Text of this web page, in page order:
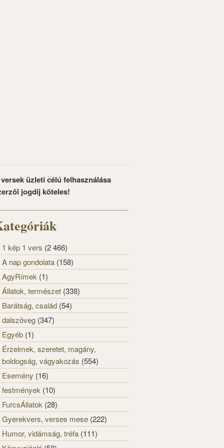
üzleti célú felhasználása
jogdíj köteles!
1 kép 1 vers (2 466)
A nap gondolata (158)
AgyRímek (1)
Állatok, természet (338)
Barátság, család (54)
dalszöveg (347)
Egyéb (1)
Érzelmek, szeretet, magány,
boldogság, vágyakozás (554)
Esemény (16)
festmények (10)
FurcsÁllatok (28)
Gyerekvers, verses mese (222)
Humor, vidámság, tréfa (111)